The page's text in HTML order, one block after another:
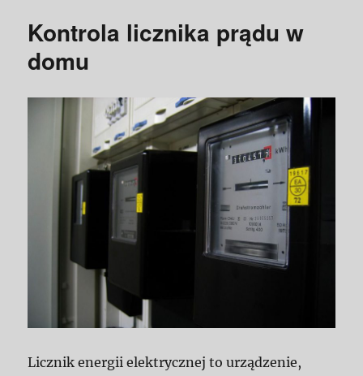
Kontrola licznika prądu w
domu
Licznik energii elektrycznej to urządzenie,